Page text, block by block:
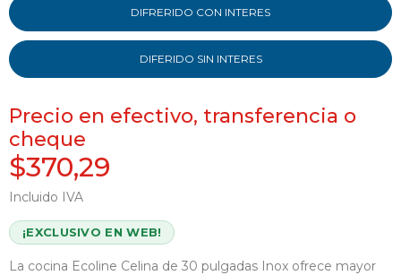
DIFRERIDO CON INTERES
DIFERIDO SIN INTERES
Precio en efectivo, transferencia o
cheque
$370,29
Incluido IVA
¡EXCLUSIVO EN WEB!
La cocina Ecoline Celina de 30 pulgadas Inox ofrece mayor